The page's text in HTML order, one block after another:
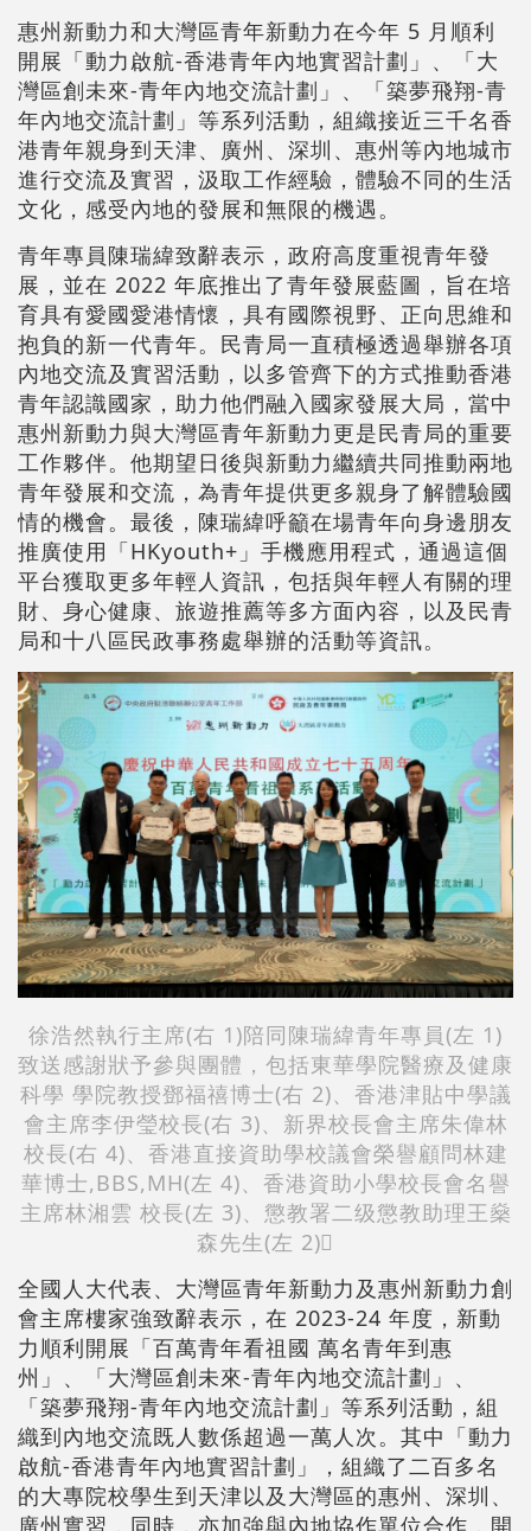
惠州新動力和大灣區青年新動力在今年 5 月順利
開展「動力啟航-香港青年內地實習計劃」、「大
灣區創未來-青年內地交流計劃」、「築夢飛翔-青
年內地交流計劃」等系列活動，組織接近三千名香
港青年親身到天津、廣州、深圳、惠州等內地城市
進行交流及實習，汲取工作經驗，體驗不同的生活
文化，感受內地的發展和無限的機遇。
青年專員陳瑞緯致辭表示，政府高度重視青年發
展，並在 2022 年底推出了青年發展藍圖，旨在培
育具有愛國愛港情懷，具有國際視野、正向思維和
抱負的新一代青年。民青局一直積極透過舉辦各項
內地交流及實習活動，以多管齊下的方式推動香港
青年認識國家，助力他們融入國家發展大局，當中
惠州新動力與大灣區青年新動力更是民青局的重要
工作夥伴。他期望日後與新動力繼續共同推動兩地
青年發展和交流，為青年提供更多親身了解體驗國
情的機會。最後，陳瑞緯呼籲在場青年向身邊朋友
推廣使用「HKyouth+」手機應用程式，通過這個
平台獲取更多年輕人資訊，包括與年輕人有關的理
財、身心健康、旅遊推薦等多方面內容，以及民青
局和十八區民政事務處舉辦的活動等資訊。
徐浩然執行主席(右 1)陪同陳瑞緯青年專員(左 1)
致送感謝狀予參與團體，包括東華學院醫療及健康
科學 學院教授鄧福禧博士(右 2)、香港津貼中學議
會主席李伊瑩校長(右 3)、新界校長會主席朱偉林
校長(右 4)、香港直接資助學校議會榮譽顧問林建
華博士,BBS,MH(左 4)、香港資助小學校長會名譽
主席林湘雲 校長(左 3)、懲教署二级懲教助理王燊
森先生(左 2)〪
全國人大代表、大灣區青年新動力及惠州新動力創
會主席樓家強致辭表示，在 2023-24 年度，新動
力順利開展「百萬青年看祖國 萬名青年到惠
州」、「大灣區創未來-青年內地交流計劃」、
「築夢飛翔-青年內地交流計劃」等系列活動，組
織到內地交流既人數係超過一萬人次。其中「動力
啟航-香港青年內地實習計劃」，組織了二百多名
的大專院校學生到天津以及大灣區的惠州、深圳、